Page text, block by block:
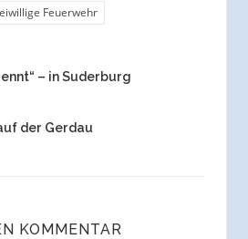
Feuerwehr
– in Suderburg
der Gerdau
KOMMENTAR